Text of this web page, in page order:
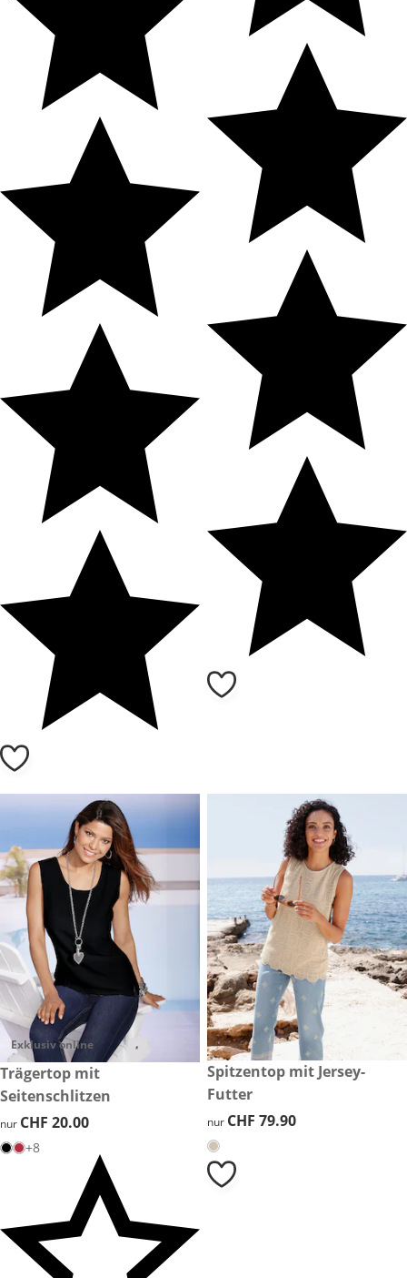
Exklusiv online
CHF 20.00
Trägertop mit
Seitenschlitzen
CHF 20.00
nur CHF 20.00
+8
CHF 79.90
Spitzentop mit Jersey-
Futter
CHF 79.90
nur CHF 79.90